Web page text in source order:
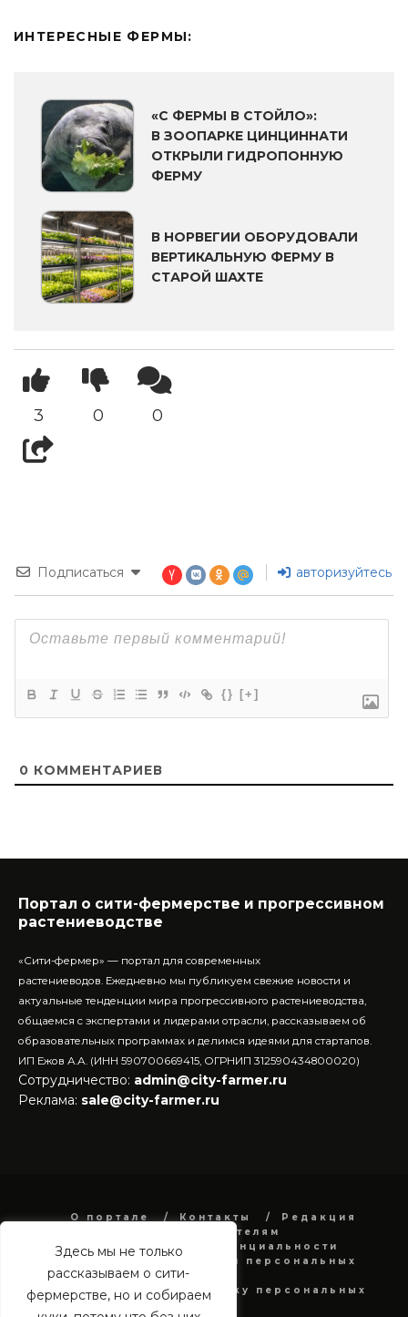
Здесь мы не только
рассказываем о сити-
фермерстве, но и собираем
ИНТЕРЕСНЫЕ ФЕРМЫ:
«С ФЕРМЫ В СТОЙЛО»:
В ЗООПАРКЕ ЦИНЦИННАТИ
ОТКРЫЛИ ГИДРОПОННУЮ
ФЕРМУ
В НОРВЕГИИ ОБОРУДОВАЛИ
ВЕРТИКАЛЬНУЮ ФЕРМУ В
СТАРОЙ ШАХТЕ
3 0 0
Подписаться авторизуйтесь
{} [+]
0 КОММЕНТАРИЕВ
Портал о сити-фермерстве и прогрессивном
растениеводстве
«Сити-фермер» — портал для современных
растениеводов. Ежедневно мы публикуем свежие новости и
актуальные тенденции мира прогрессивного растениеводства,
общаемся с экспертами и лидерами отрасли, рассказываем об
образовательных программах и делимся идеями для стартапов.
ИП Ежов А.А. (ИНН 590700669415, ОГРНИП 312590434800020)
Сотрудничество: admin@city-farmer.ru
Реклама: sale@city-farmer.ru
О портале Контакты
Редакция
Рекламодателям
Политика конфиденциальности
в отношении обработки персональных
данных
Согласие на обработку персональных
данных